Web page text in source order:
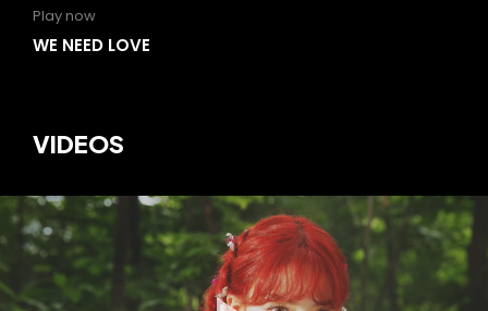
Play now
WE NEED LOVE
VIDEOS